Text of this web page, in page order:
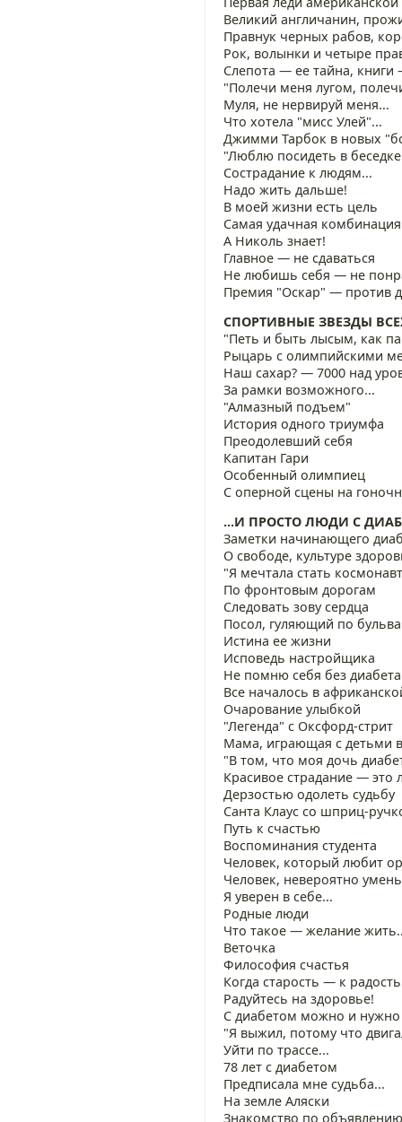
Великий англичанин,
Правнук черных рабов,
Рок, волынки и четыре
Слепота — ее тайна, книги
"Полечи меня лугом,
Муля, не нервируй меня...
Что хотела "мисс Улей"...
Джимми Тарбок в новых
"Люблю посидеть в
Сострадание к людям...
Надо жить дальше!
В моей жизни есть цель
Самая удачная комбинация
А Николь знает!
Главное — не сдаваться
Не любишь себя — не
Премия "Оскар" — против
СПОРТИВНЫЕ ЗВЕЗДЫ
"Петь и быть лысым, как
Рыцарь с олимпийскими
Наш сахар? — 7000 над
За рамки возможного...
"Алмазный подъем"
История одного триумфа
Преодолевший себя
Капитан Гари
Особенный олимпиец
С оперной сцены на
...И ПРОСТО ЛЮДИ С
Заметки начинающего
О свободе, культуре
"Я мечтала стать
По фронтовым дорогам
Следовать зову сердца
Посол, гуляющий по
Истина ее жизни
Исповедь настройщика
Не помню себя без
Все началось в
Очарование улыбкой
"Легенда" с Оксфорд-стрит
Мама, играющая с детьми
"В том, что моя дочь
Красивое страдание — это
Дерзостью одолеть судьбу
Санта Клаус со шприц-
Путь к счастью
Воспоминания студента
Человек, который любит
Человек, невероятно
Я уверен в себе...
Родные люди
Что такое — желание
Веточка
Философия счастья
Когда старость — к радость
Радуйтесь на здоровье!
С диабетом можно и нужно
"Я выжил, потому что
Уйти по трассе...
78 лет с диабетом
Предписала мне судьба...
На земле Аляски
Знакомство по объявлению